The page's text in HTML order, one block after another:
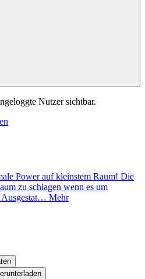
Nutzer sichtbar.
Power auf kleinstem Raum! Die
zu schlagen wenn es um
Ausgestat… Mehr